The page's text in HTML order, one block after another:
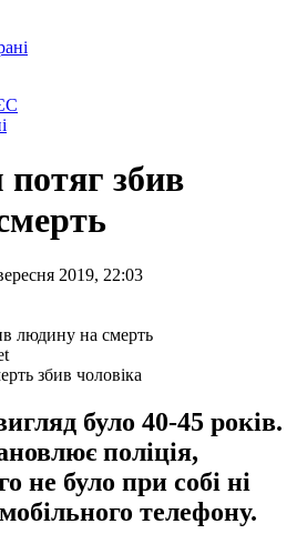
збив
2019, 22:03
збив чоловіка
було 40-45 років.
поліція,
не було при собі ні
телефону.